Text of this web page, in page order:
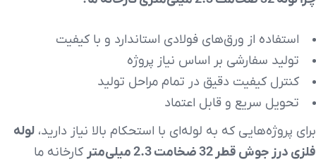
استفاده از ورق‌های فولادی استاندارد و با کیفیت
تولید سفارشی بر اساس نیاز پروژه
کنترل کیفیت دقیق در تمام مراحل تولید
تحویل سریع و قابل اعتماد
برای پروژه‌هایی که به لوله‌ای با استحکام بالا نیاز دارید، لوله
فلزی درز جوش قطر 32 ضخامت 2.3 میلی‌متر
کارخانه ما